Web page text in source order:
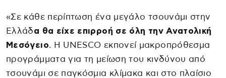
«Σε κάθε περίπτωση ένα μεγάλο τσουνάμι στην
Ελλάδα θα είχε επιρροή σε όλη την Ανατολική
Μεσόγειο. Η UNESCO εκπονεί μακροπρόθεσμα
προγράμματα για τη μείωση του κινδύνου από
τσουνάμι σε παγκόσμια κλίμακα και στο πλαίσιο